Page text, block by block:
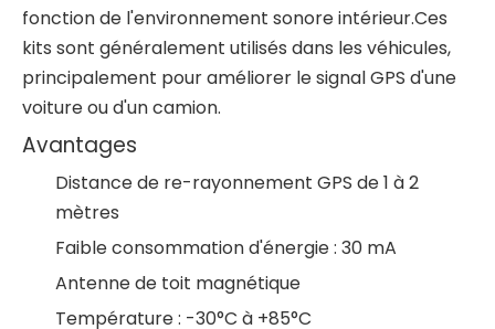
fonction de l'environnement sonore intérieur.Ces
kits sont généralement utilisés dans les véhicules,
principalement pour améliorer le signal GPS d'une
voiture ou d'un camion.
Avantages
Distance de re-rayonnement GPS de 1 à 2
mètres
Faible consommation d'énergie : 30 mA
Antenne de toit magnétique
Température : -30°C à +85°C